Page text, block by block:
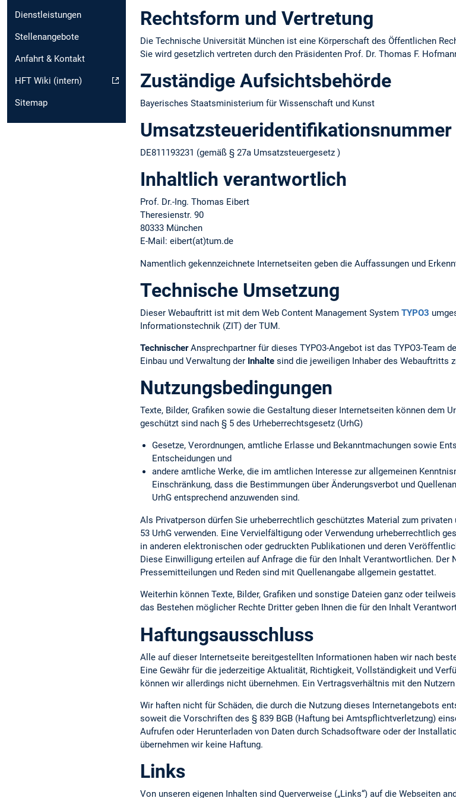
Dienstleistungen
Stellenangebote
Anfahrt & Kontakt
HFT Wiki (intern)
Sitemap
Rechtsform und Vertretung
Die Technische Universität München ist eine Körperschaft des Öffentlichen
Sie wird gesetzlich vertreten durch den Präsidenten Prof. Dr. Thomas F.
Zuständige Aufsichtsbehörde
Bayerisches Staatsministerium für Wissenschaft und Kunst
Umsatzsteuer­identifikations­nummer
DE811193231 (gemäß § 27a Umsatzsteuergesetz )
Inhaltlich verantwortlich
Prof. Dr.-Ing. Thomas Eibert
Theresienstr. 90
80333 München
E-Mail: eibert(at)tum.de
Namentlich gekennzeichnete Internetseiten geben die Auffassungen und
Technische Umsetzung
Dieser Webauftritt ist mit dem Web Content Management System TYPO3
Informationstechnik (ZIT) der TUM.
TechnischerAnsprechpartner für dieses TYPO3-Angebot ist das TYPO3-Team
Einbau und Verwaltung der Inhalte sind die jeweiligen Inhaber des Webauftritts
Nutzungsbedingungen
Texte, Bilder, Grafiken sowie die Gestaltung dieser Internetseiten können dem
geschützt sind nach § 5 des Urheberrechtsgesetz (UrhG)
Gesetze, Verordnungen, amtliche Erlasse und Bekanntmachungen sowie
Entscheidungen und
andere amtliche Werke, die im amtlichen Interesse zur allgemeinen
Einschränkung, dass die Bestimmungen über Änderungsverbot und
UrhG entsprechend anzuwenden sind.
Als Privatperson dürfen Sie urheberrechtlich geschütztes Material zum
53 UrhG verwenden. Eine Vervielfältigung oder Verwendung urheberrechtlich
in anderen elektronischen oder gedruckten Publikationen und deren
Diese Einwilligung erteilen auf Anfrage die für den Inhalt Verantwortlichen. Der
Pressemitteilungen und Reden sind mit Quellenangabe allgemein gestattet.
Weiterhin können Texte, Bilder, Grafiken und sonstige Dateien ganz oder
das Bestehen möglicher Rechte Dritter geben Ihnen die für den Inhalt
Haftungsausschluss
Alle auf dieser Internetseite bereitgestellten Informationen haben wir nach
Eine Gewähr für die jederzeitige Aktualität, Richtigkeit, Vollständigkeit und
können wir allerdings nicht übernehmen. Ein Vertragsverhältnis mit den
Wir haften nicht für Schäden, die durch die Nutzung dieses Internetangebots
soweit die Vorschriften des § 839 BGB (Haftung bei Amtspflichtverletzung)
Aufrufen oder Herunterladen von Daten durch Schadsoftware oder der
übernehmen wir keine Haftung.
Links
Von unseren eigenen Inhalten sind Querverweise („Links“) auf die Webseiten